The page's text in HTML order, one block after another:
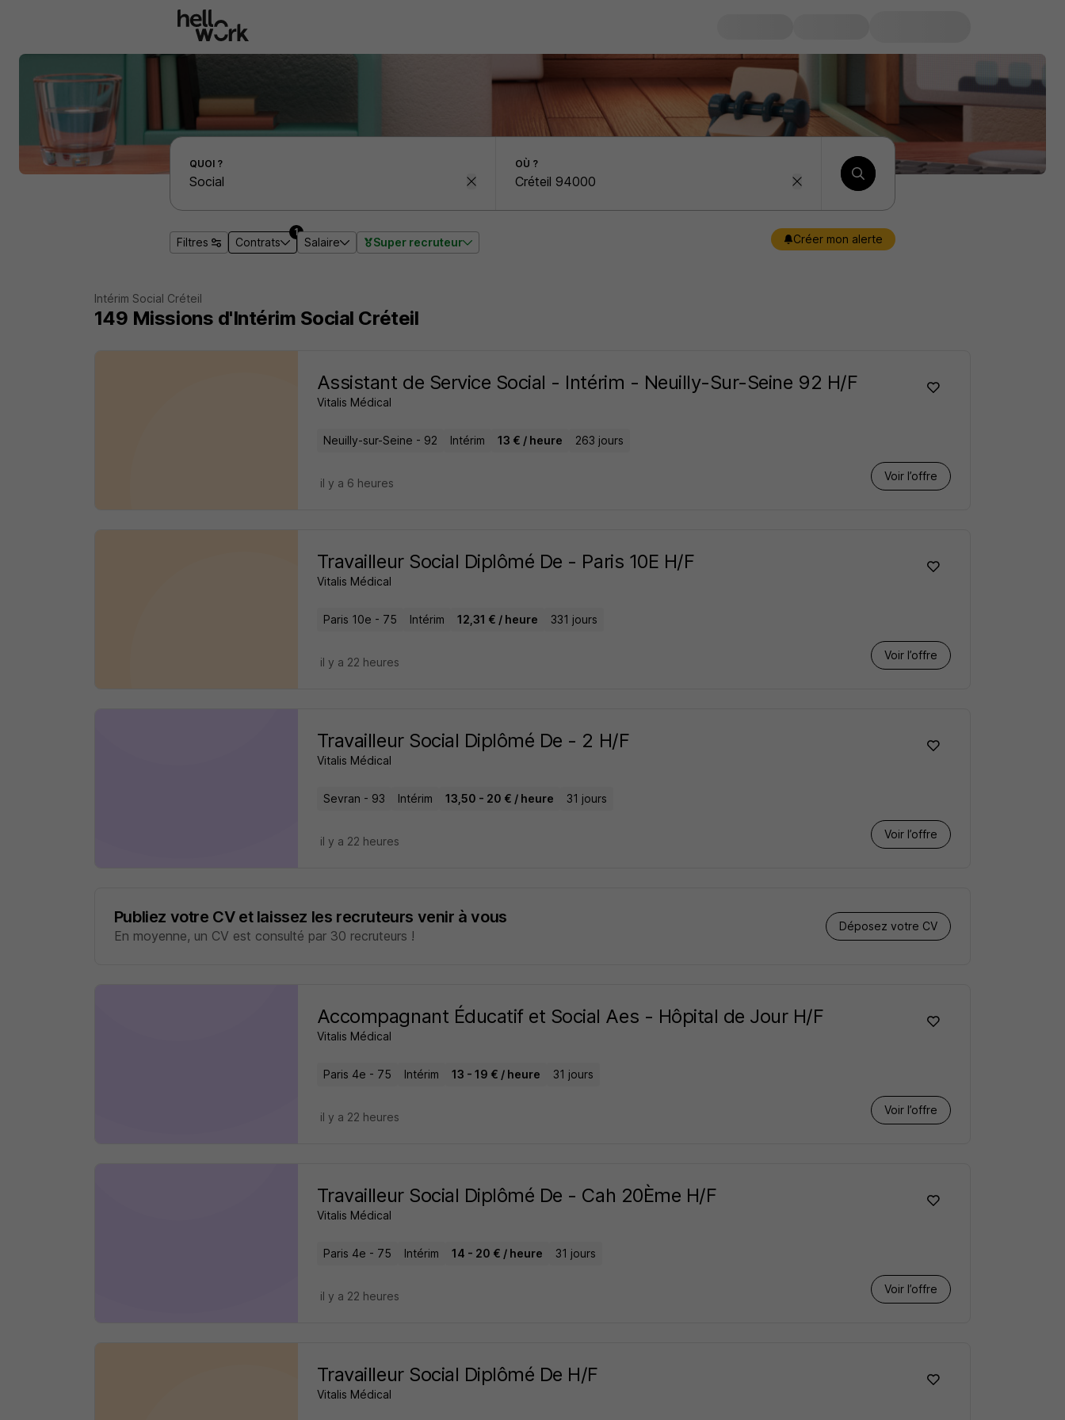
Effectuer une recherche d'emploi par localité
QUOI ? OÙ ?
Filtres Contrats
1
Salaire Super recruteur Créer mon alerte
Intérim Social Créteil
149 Missions d'Intérim Social Créteil
Assistant de Service Social - Intérim - Neuilly-Sur-Seine 92 H/F
Vitalis Médical
Neuilly-sur-Seine - 92 Intérim 13 € / heure 263 jours
Voir l’offre
il y a 6 heures
Travailleur Social Diplômé De - Paris 10E H/F
Vitalis Médical
Paris 10e - 75 Intérim 12,31 € / heure 331 jours
Voir l’offre
il y a 22 heures
Travailleur Social Diplômé De - 2 H/F
Vitalis Médical
Sevran - 93 Intérim 13,50 - 20 € / heure 31 jours
Voir l’offre
il y a 22 heures
Publiez votre CV et laissez les recruteurs venir à vous
En moyenne, un CV est consulté par 30 recruteurs !
Déposez votre CV
Accompagnant Éducatif et Social Aes - Hôpital de Jour H/F
Vitalis Médical
Paris 4e - 75 Intérim 13 - 19 € / heure 31 jours
Voir l’offre
il y a 22 heures
Travailleur Social Diplômé De - Cah 20Ème H/F
Vitalis Médical
Paris 4e - 75 Intérim 14 - 20 € / heure 31 jours
Voir l’offre
il y a 22 heures
Travailleur Social Diplômé De H/F
Vitalis Médical